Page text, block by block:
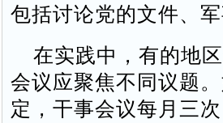
包括讨论党的文件、
在实践中，有的地
会议应聚焦不同议题
定，干事会议每月三